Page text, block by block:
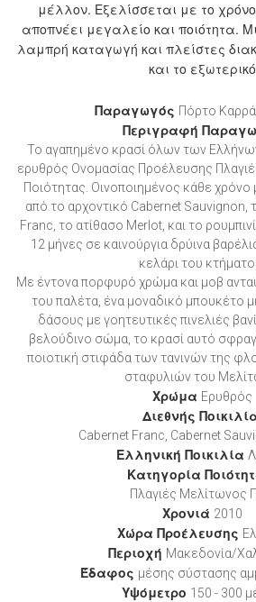
μέλλον. Εξελίσσεται με το
αποπνέει μεγαλείο και ποιότητα.
λαμπρή καταγωγή και πλείστες
και το εξωτερικό
Παραγωγός Πόρτο
Περιγραφή
Το αγαπημένο κρασί όλων των
ερυθρός Ονομασίας Προέλευσης
Ποιότητας. Οινοποιημένος κάθε χρόνο
από το αρχοντικό Cabernet Sauvignon,
Franc, το ατίθασο Merlot, και το
12 μήνες σε καινούργια δρύινα
κελάρι του
Με έντονα πορφυρό χρώμα και μοβ
του παλέτα, ένα μοναδικό μπουκέτο
δάσους με γοητευτικές πινελιές
βελούδινο σώμα, το κρασί αυτό
ποιοτική στιφάδα των τανινών της
σταφυλιών του
Χρώμα Ερυθρός
Διεθνής
Cabernet Franc, Cabernet
Ελληνική Ποικιλία
Κατηγορία
Πλαγιές Μελίτωνος
Χρονιά 2010
Χώρα Προέλευσης
Περιοχή Μακεδονία/
Έδαφος μέσης σύστασης
Υψόμετρο 150 - 300